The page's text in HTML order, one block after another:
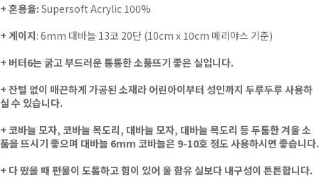
+ 혼용율: Supersoft Acrylic 100%
+ 게이지: 6mm 대바늘 13코 20단 (10cm x 10cm 메리야스 기준)
+ 버터6는 굵고 부드러운 통통한 소품뜨기 좋은 실입니다.
+ 잔털 없이 매끈하게 가공된 소재라 어린아이부터 성인까지 두루두루 사용하
실 수 있습니다.
+ 코바늘 모자, 코바늘 목도리, 대바늘 모자, 대바늘 목도리 등 두툼한 겨울 소
품을 뜨시기 좋으며 대바늘 6mm 코바늘은 9-10호 정도 사용하시면 좋습니다.
+ 다 떴을 때 편물이 도톰하고 힘이 있어 울 함유 실보다 내구성이 튼튼합니다.